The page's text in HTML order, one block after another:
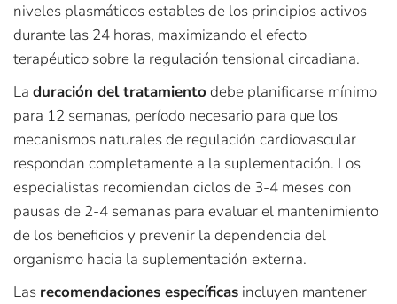
niveles plasmáticos estables de los principios activos
durante las 24 horas, maximizando el efecto
terapéutico sobre la regulación tensional circadiana.
La duración del tratamiento debe planificarse mínimo
para 12 semanas, período necesario para que los
mecanismos naturales de regulación cardiovascular
respondan completamente a la suplementación. Los
especialistas recomiendan ciclos de 3-4 meses con
pausas de 2-4 semanas para evaluar el mantenimiento
de los beneficios y prevenir la dependencia del
organismo hacia la suplementación externa.
Las recomendaciones específicas incluyen mantener